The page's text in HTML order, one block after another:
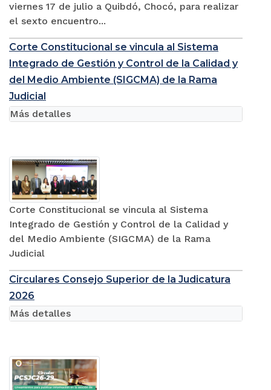
viernes 17 de julio a Quibdó, Chocó, para realizar
el sexto encuentro...
Corte Constitucional se vincula al Sistema
Integrado de Gestión y Control de la Calidad y
del Medio Ambiente (SIGCMA) de la Rama
Judicial
Corte Constitucional se vincula al Sistema
Integrado de Gestión y Control de la Calidad y
del Medio Ambiente (SIGCMA) de la Rama
Judicial
Más detalles
Circulares Consejo Superior de la Judicatura
2026
Más detalles